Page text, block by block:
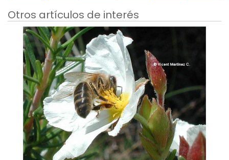
Otros artículos de interés